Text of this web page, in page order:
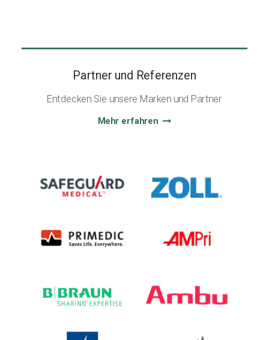
Partner und Referenzen
Entdecken Sie unsere Marken und Partner
Mehr erfahren